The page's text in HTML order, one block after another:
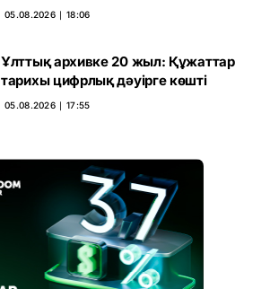
05.08.2026 ∣ 18:06
Ұлттық архивке 20 жыл: Құжаттар
тарихы цифрлық дәуірге көшті
05.08.2026 ∣ 17:55